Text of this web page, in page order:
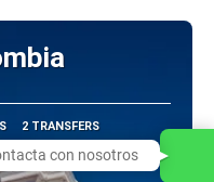
2 TRANSFERS
con nosotros